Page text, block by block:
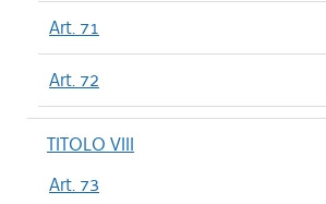
Art. 71
Art. 72
TITOLO VIII
Art. 73